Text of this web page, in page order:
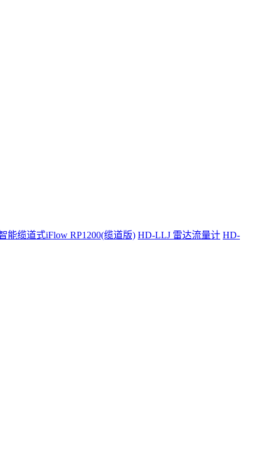
能缆道式iFlow RP1200(缆道版) HD-LLJ 雷达流量计 HD-